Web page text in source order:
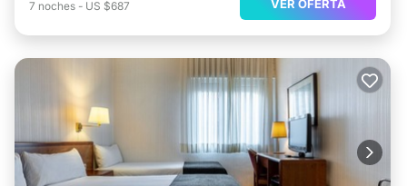
7 noches - US $687 VER OFERTA